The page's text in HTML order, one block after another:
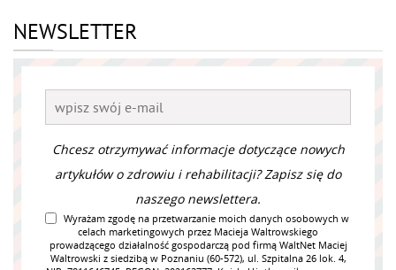
NEWSLETTER
Chcesz otrzymywać informacje dotyczące nowych
artykułów o zdrowiu i rehabilitacji? Zapisz się do
naszego newslettera.
Wyrażam zgodę na przetwarzanie moich danych osobowych w
celach marketingowych przez Macieja Waltrowskiego
prowadzącego działalność gospodarczą pod firmą WaltNet Maciej
Waltrowski z siedzibą w Poznaniu (60-572), ul. Szpitalna 26 lok. 4,